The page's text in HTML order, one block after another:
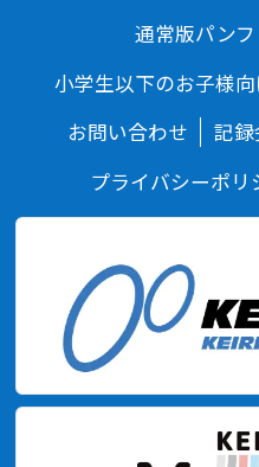
通常版パンフ
小学生以下のお子様向
お問い合わせ
記
プライバシーポリ